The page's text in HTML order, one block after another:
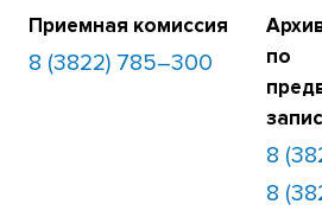
Приемная комиссия
8 (3822) 785–300
по
8
8